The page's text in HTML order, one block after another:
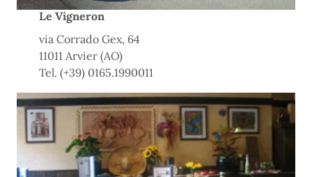
Le Vigneron
via Corrado Gex, 64
11011 Arvier (AO)
Tel. (+39) 0165.1990011